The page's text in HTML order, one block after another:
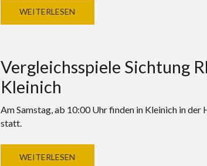
WEITERLESEN
Vergleichsspiele Sichtung
Kleinich
Am Samstag, ab 10:00 Uhr finden in Kleinich in
statt.
WEITERLESEN